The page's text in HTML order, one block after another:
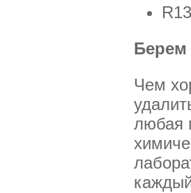
Берем
Чем
любая